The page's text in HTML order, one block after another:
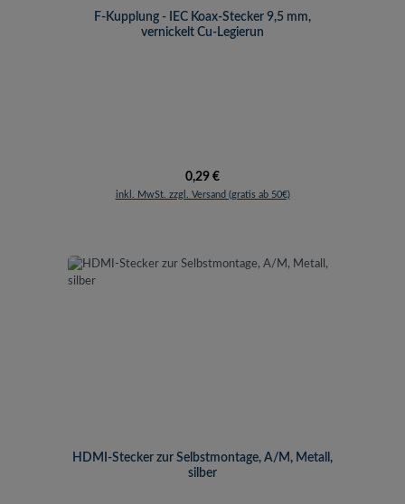
F-Kupplung - IEC Koax-Stecker 9,5 mm,
vernickelt Cu-Legierun
Regulärer Preis:
0,29 €
inkl. MwSt. zzgl. Versand (gratis ab 50€)
HDMI-Stecker zur Selbstmontage, A/M, Metall,
silber